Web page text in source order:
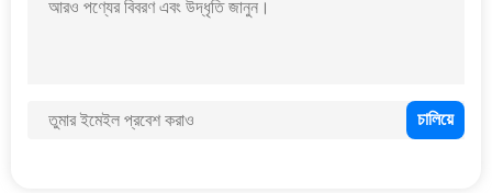
বিবিকিউ বাঁশ লাঠি